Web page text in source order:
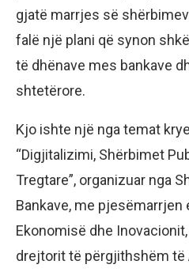
gjatë marrjes së
falë një plani që synon
të dhënave mes bankave
shtetërore.
Kjo ishte një nga temat
“Digjitalizimi, Shërbimet
Tregtare”, organizuar nga
Bankave, me
Ekonomisë dhe
drejtorit të përgjithshëm të